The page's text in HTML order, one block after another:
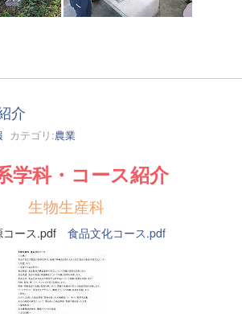
介
カテゴリ:農業
学科・コース紹介
生物生産科
コース.pdf 食品文化コース.pdf